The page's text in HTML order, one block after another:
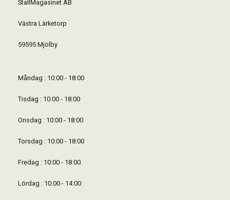
StallMagasinet AB
Västra Lärketorp
59595 Mjölby
Måndag : 10:00 - 18:00
Tisdag : 10:00 - 18:00
Onsdag : 10:00 - 18:00
Torsdag : 10:00 - 18:00
Fredag : 10:00 - 18:00
Lördag : 10:00 - 14:00